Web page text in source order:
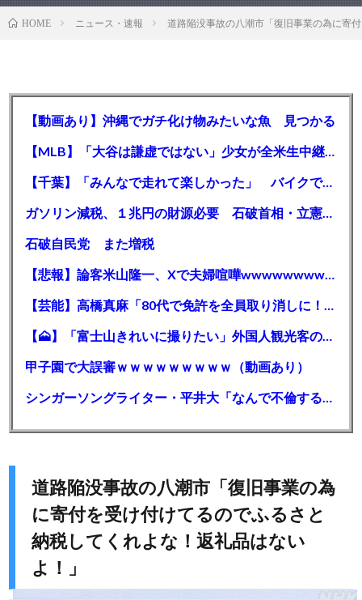
HOME ニュース・速報 道路陥没事故の八潮市「復旧事業の為に寄
【動画あり】沖縄でガチ化け物みたいな魚 見つかる
【MLB】「大谷は謙虚ではない」少女が全米生中継で突然の大谷翔平批判 サイン無視された過去明かす
【千葉】「みんなで走れて楽しかった」 バイクでバースデー集団暴走 男女５７人を書類送検 SNSで参加者募る
ガソリン減税、１兆円の財源必要 石破首相・立憲野田氏「財源は死に物狂いで確保しなければならない」「本当に死に物狂いで」
石破自民党 また増税
【悲報】論客米山隆一、Xで夫婦喧嘩wwwwwwwwwwww
【芸能】高橋真麻「80代で免許を全員取り消しに！」 高齢ドライバーの事故問題で、高齢者の運転免許取り消し法を提案
【🗻】「富士山きれいに撮りたい」外国人観光客のレンタカー事故が急増…「ハンドルが逆で慣れず」、道の狭さも
甲子園で大誤審ｗｗｗｗｗｗｗｗｗ（動画あり）
シンガーソングライター・平井大「なんで不倫するか知ってる？妥協で結婚するからさ。」←浅すぎると大炎上
道路陥没事故の八潮市「復旧事業の為
に寄付を受け付けてるのでふるさと
納税してくれよな！返礼品はない
よ！」